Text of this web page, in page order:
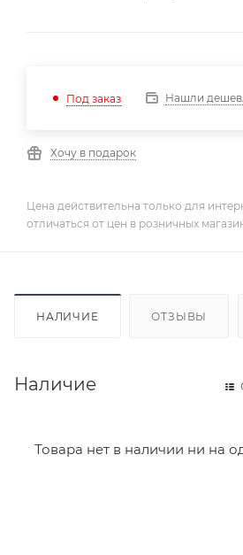
Под заказ Нашли
Хочу в подарок
Цена действительна только для
отличаться от цен в розничных
НАЛИЧИЕ ОТЗЫВЫ
Наличие
Товара нет в наличии ни на